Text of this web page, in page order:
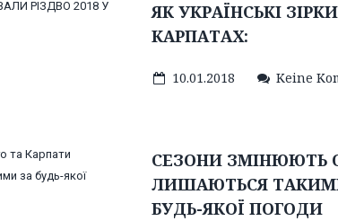
ЯК УКРАЇНСЬКІ
КАРПАТАХ:
10.01.2018 Keine
СЕЗОНИ ЗМІНЮЮТЬ
ЛИШАЮТЬСЯ
БУДЬ-ЯКОЇ ПОГОДИ